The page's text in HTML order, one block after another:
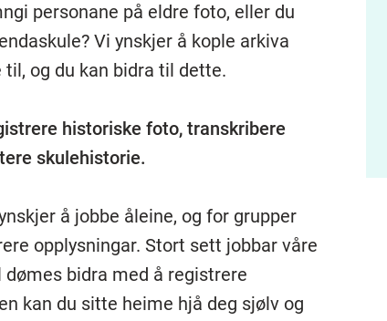
personane på eldre foto, eller du
Vi ynskjer å kople arkiva
og du kan bidra til dette.
historiske foto, transkribere
skulehistorie.
å jobbe åleine, og for grupper
opplysningar. Stort sett jobbar våre
bidra med å registrere
kan du sitte heime hjå deg sjølv og